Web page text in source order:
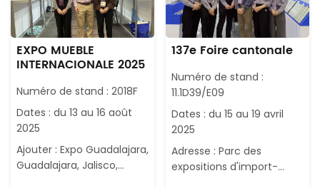
EXPO MUEBLE
INTERNACIONALE 2025
Numéro de stand : 2018F
Dates : du 13 au 16 août
2025
Ajouter : Expo Guadalajara,
Guadalajara, Jalisco,
137e Foire cantonale
Numéro de stand :
11.1D39/E09
Dates : du 15 au 19 avril
2025
Adresse : Parc des
expositions d'import-